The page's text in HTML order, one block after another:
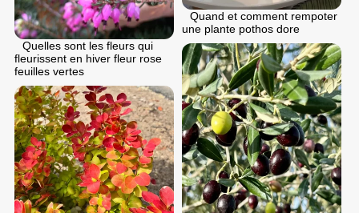
Quand et comment rempoter
une plante pothos dore
Quelles sont les fleurs qui
fleurissent en hiver fleur rose
feuilles vertes